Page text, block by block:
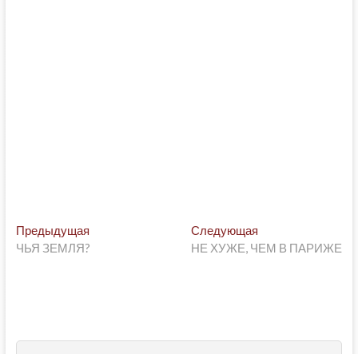
Post
navigation
ПредыдущаяПредыдущая
post:
ЧЬЯ ЗЕМЛЯ?
Следующая
post:
НЕ ХУЖЕ, ЧЕМ В ПАРИЖЕ